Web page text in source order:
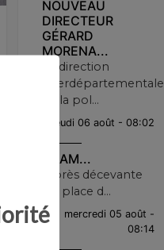
NOUVEAU
DIRECTEUR
GÉRARD
MORENA...
La direction
interdépartementale
de la pol...
jeudi 06 août - 08:02
USAM...
Après décevante
11e place d...
mercredi 05 août -
08:14